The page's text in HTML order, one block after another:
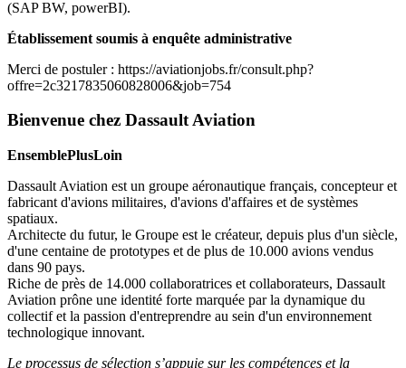
(SAP BW, powerBI).
Établissement soumis à enquête administrative
Merci de postuler : https://aviationjobs.fr/consult.php?
offre=2c3217835060828006&job=754
Bienvenue chez Dassault Aviation
EnsemblePlusLoin
Dassault Aviation est un groupe aéronautique français, concepteur et
fabricant d'avions militaires, d'avions d'affaires et de systèmes
spatiaux.
Architecte du futur, le Groupe est le créateur, depuis plus d'un siècle,
d'une centaine de prototypes et de plus de 10.000 avions vendus
dans 90 pays.
Riche de près de 14.000 collaboratrices et collaborateurs, Dassault
Aviation prône une identité forte marquée par la dynamique du
collectif et la passion d'entreprendre au sein d'un environnement
technologique innovant.
Le processus de sélection s’appuie sur les compétences et la